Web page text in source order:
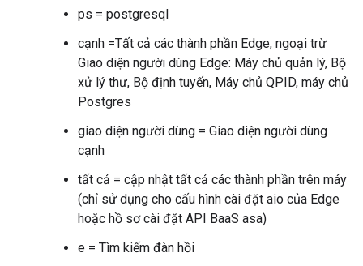
ps = postgresql
cạnh =Tất cả các thành phần Edge, ngoại trừ
Giao diện người dùng Edge: Máy chủ quản lý, Bộ
xử lý thư, Bộ định tuyến, Máy chủ QPID, máy chủ
Postgres
giao diện người dùng = Giao diện người dùng
cạnh
tất cả = cập nhật tất cả các thành phần trên máy
(chỉ sử dụng cho cấu hình cài đặt aio của Edge
hoặc hồ sơ cài đặt API BaaS asa)
e = Tìm kiếm đàn hồi